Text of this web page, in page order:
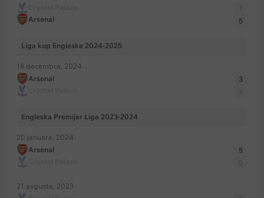
Arsenal
5
Liga kup Engleske 2024-2025
18 decembra, 2024
Arsenal
3
Engleska Premijer Liga 2023-2024
20 januara, 2024
Arsenal
5
21 avgusta, 2023